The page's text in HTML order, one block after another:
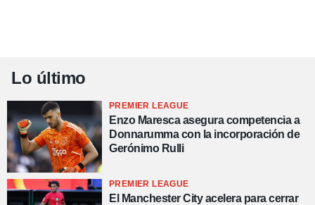
Lo último
PREMIER LEAGUE
Enzo Maresca asegura competencia a
Donnarumma con la incorporación de
Gerónimo Rulli
PREMIER LEAGUE
El Manchester City acelera para cerrar